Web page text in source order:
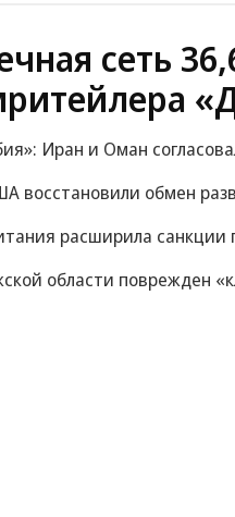
сеть
Иран и Оман
восстановили обмен
расширила санкции
области поврежден